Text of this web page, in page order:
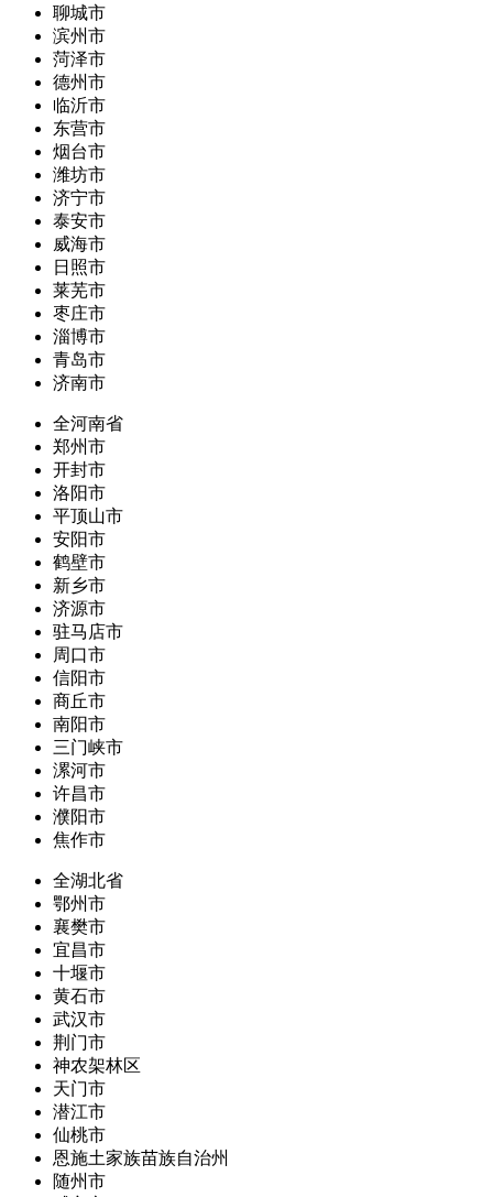
聊城市
滨州市
菏泽市
德州市
临沂市
东营市
烟台市
潍坊市
济宁市
泰安市
威海市
日照市
莱芜市
枣庄市
淄博市
青岛市
济南市
全河南省
郑州市
开封市
洛阳市
平顶山市
安阳市
鹤壁市
新乡市
济源市
驻马店市
周口市
信阳市
商丘市
南阳市
三门峡市
漯河市
许昌市
濮阳市
焦作市
全湖北省
鄂州市
襄樊市
宜昌市
十堰市
黄石市
武汉市
荆门市
神农架林区
天门市
潜江市
仙桃市
恩施土家族苗族自治州
随州市